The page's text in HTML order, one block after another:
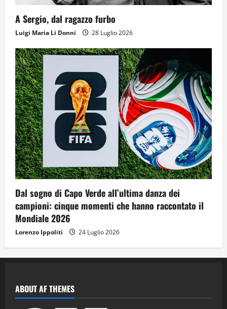
A Sergio, dal ragazzo furbo
Luigi Maria Li Donni 28 Luglio 2026
Dal sogno di Capo Verde all’ultima danza dei
campioni: cinque momenti che hanno raccontato il
Mondiale 2026
Lorenzo Ippoliti 24 Luglio 2026
ABOUT AF THEMES